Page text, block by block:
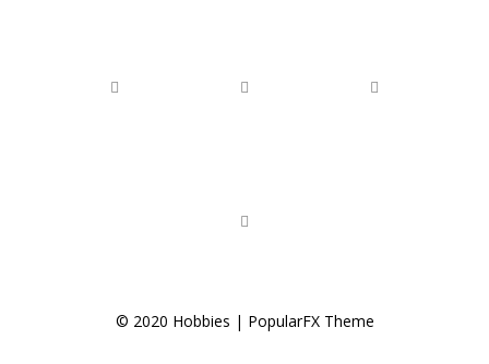
© 2020 Hobbies | PopularFX Theme